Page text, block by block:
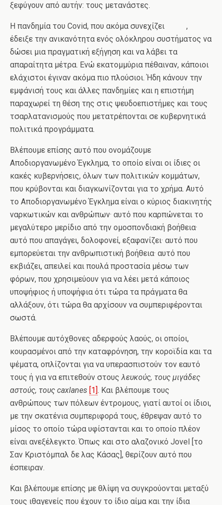
ξεφύγουν από αυτήν: τους μετανάστες.
Η πανδημία του Covid, που ακόμα συνεχίζει ,
έδειξε την ανικανότητα ενός ολόκληρου συστήματος να
δώσει μια πραγματική εξήγηση και να λάβει τα
απαραίτητα μέτρα. Ενώ εκατομμύρια πέθαιναν, κάποιοι
ελάχιστοι έγιναν ακόμα πιο πλούσιοι. Ήδη κάνουν την
εμφάνισή τους και άλλες πανδημίες και η επιστήμη
παραχωρεί τη θέση της στις ψευδοεπιστήμες και τους
τσαρλατανισμούς που μετατρέπονται σε κυβερνητικά
πολιτικά προγράμματα.
Βλέπουμε επίσης αυτό που ονομάζουμε
Αποδιοργανωμένο Έγκλημα, το οποίο είναι οι ίδιες οι
κακές κυβερνήσεις, όλων των πολιτικών κομμάτων,
που κρύβονται και διαγκωνίζονται για το χρήμα. Αυτό
το Αποδιοργανωμένο Έγκλημα είναι ο κύριος διακινητής
ναρκωτικών και ανθρώπων· αυτό που καρπώνεται το
μεγαλύτερο μερίδιο από την ομοσπονδιακή βοήθεια·
αυτό που απαγάγει, δολοφονεί, εξαφανίζει· αυτό που
εμπορεύεται την ανθρωπιστική βοήθεια· αυτό που
εκβιάζει, απειλεί και πουλά προστασία μέσω των
φόρων, που χρησιμεύουν για να λέει μετά κάποιος
υποψήφιος ή υποψήφια ότι τώρα τα πράγματα θα
αλλάξουν, ότι τώρα θα αρχίσουν να συμπεριφέρονται
σωστά.
Βλέπουμε αυτόχθονες αδερφούς λαούς, οι οποίοι,
κουρασμένοι από την καταφρόνηση, την κοροϊδία και τα
ψέματα, οπλίζονται για να υπερασπιστούν τον εαυτό
τους ή για να επιτεθούν στουςλευκούς, τους μιγάδες
αστούς, τους caxlanes [1]. Και βλέπουμε τους
ανθρώπους των πόλεων έντρομους, γιατί αυτοί οι ίδιοι,
με την σκατένια συμπεριφορά τους, έθρεψαν αυτό το
μίσος το οποίο τώρα υφίστανται και το οποίο πλέον
είναι ανεξέλεγκτο. Όπως και στο αλαζονικό Jovel [το
Σαν Κριστόμπαλ δε λας Κάσας], θερίζουν αυτό που
έσπειραν.
Και βλέπουμε επίσης με θλίψη να συγκρούονται μεταξύ
τους ιθαγενείς που έχουν το ίδιο αίμα και την ίδια